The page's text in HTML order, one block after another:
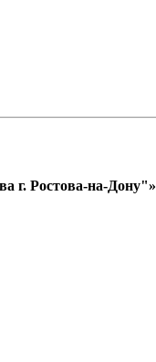
г. Ростова-на-Дону"»